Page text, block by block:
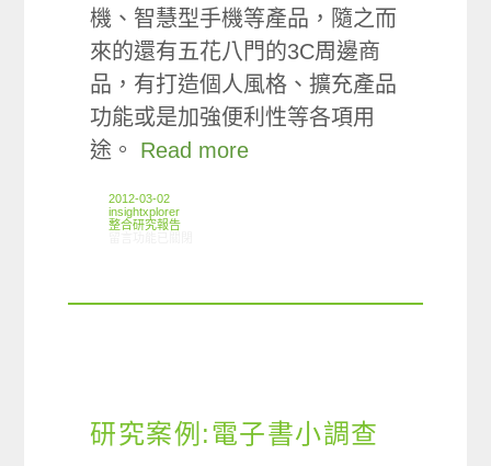
機、智慧型手機等產品，隨之而
來的還有五花八門的3C周邊商
品，有打造個人風格、擴充產品
功能或是加強便利性等各項用
途。 Read more
2012-03-02
insightxplorer
整合研究報告
研究案例:電子書小調查